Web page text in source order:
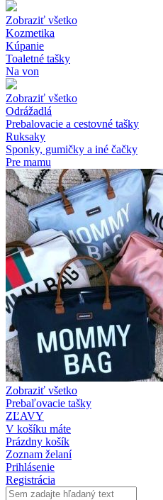
Zobraziť všetko
Kozmetika
Kúpanie
Toaletné tašky
Na von
Zobraziť všetko
Odrážadlá
Prebalovacie a cestovné tašky
Ruksaky
Sponky, gumičky a iné čačky
Pre mamu
Zobraziť všetko
Prebaľovacie tašky
ZĽAVY
V košíku máte
Prázdny košík
Zoznam želaní
Prihlásenie
Registrácia